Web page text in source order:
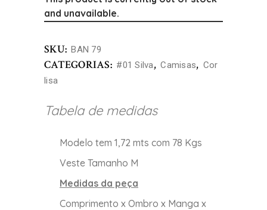
and unavailable.
SKU: BAN 79
CATEGORIAS: #01 Silva, Camisas, Cor
lisa
Tabela de medidas
Modelo tem 1,72 mts com 78 Kgs
Veste Tamanho M
Medidas da peça
Comprimento x Ombro x Manga x